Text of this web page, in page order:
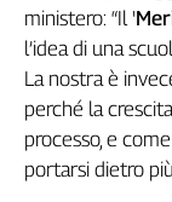
Collettiva
Play
Rubriche
Collettiva
Talk
ministero: “Il '
l’idea di una
La nostra è
perché la
processo, e
portarsi dietro